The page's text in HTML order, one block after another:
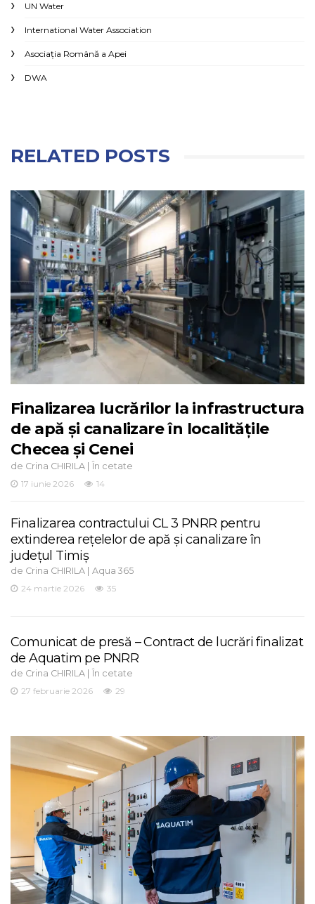
UN Water
International Water Association
Asociaţia Română a Apei
DWA
RELATED POSTS
Finalizarea lucrărilor la infrastructura
de apă și canalizare în localitățile
Checea și Cenei
de Crina CHIRILA | În cetate
17 iunie 2026
14
Finalizarea contractului CL 3 PNRR pentru
extinderea rețelelor de apă și canalizare în
județul Timiș
de Crina CHIRILA | Aqua 365
24 martie 2026
35
Comunicat de presă – Contract de lucrări finalizat
de Aquatim pe PNRR
de Crina CHIRILA | În cetate
27 februarie 2026
29